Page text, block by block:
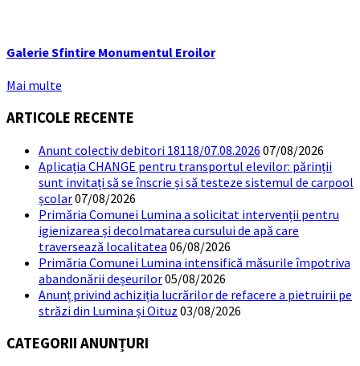
Galerie Sfintire Monumentul Eroilor
Mai multe
ARTICOLE RECENTE
Anunt colectiv debitori 18118/07.08.2026 07/08/2026
Aplicația CHANGE pentru transportul elevilor: părinții
sunt invitați să se înscrie și să testeze sistemul de carpool
școlar07/08/2026
Primăria Comunei Lumina a solicitat intervenții pentru
igienizarea și decolmatarea cursului de apă care
traversează localitatea 06/08/2026
Primăria Comunei Lumina intensifică măsurile împotriva
abandonării deșeurilor05/08/2026
Anunț privind achiziția lucrărilor de refacere a pietruirii pe
străzi din Lumina și Oituz 03/08/2026
CATEGORII ANUNȚURI